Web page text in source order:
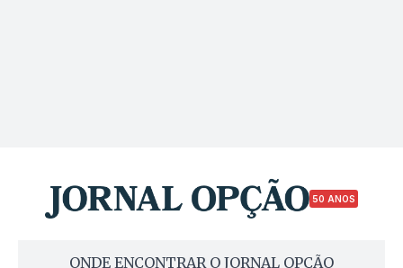
50 ANOS
ONDE ENCONTRAR O JORNAL OPÇÃO